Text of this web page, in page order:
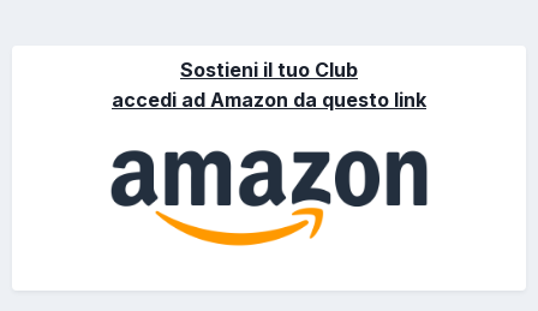
Sostieni il tuo Club
accedi ad Amazon da questo link